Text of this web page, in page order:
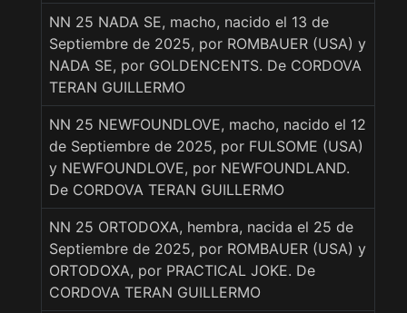
NN 25 NADA SE, macho, nacido el 13 de
Septiembre de 2025, por ROMBAUER (USA) y
NADA SE, por GOLDENCENTS. De CORDOVA
TERAN GUILLERMO
NN 25 NEWFOUNDLOVE, macho, nacido el 12
de Septiembre de 2025, por FULSOME (USA)
y NEWFOUNDLOVE, por NEWFOUNDLAND.
De CORDOVA TERAN GUILLERMO
NN 25 ORTODOXA, hembra, nacida el 25 de
Septiembre de 2025, por ROMBAUER (USA) y
ORTODOXA, por PRACTICAL JOKE. De
CORDOVA TERAN GUILLERMO